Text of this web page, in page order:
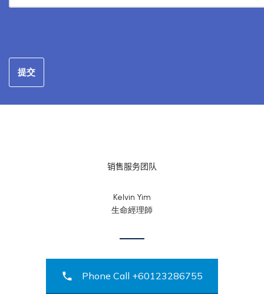
销售服务团队
Kelvin Yim
生命經理師
Phone Call +60123286755